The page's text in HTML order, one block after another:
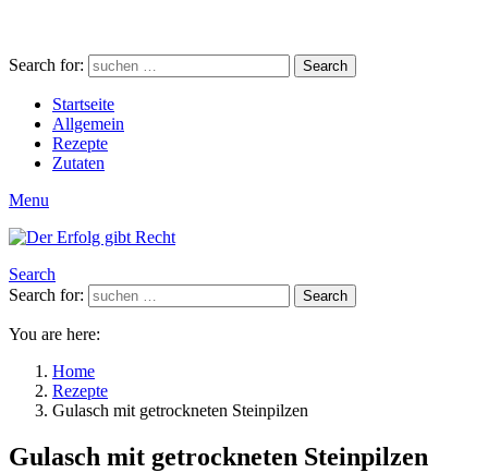
Search for: Search
Startseite
Allgemein
Rezepte
Zutaten
Menu
Search
Search for:
Search
You are here:
Home
Rezepte
Gulasch mit getrockneten Steinpilzen
Gulasch mit getrockneten Steinpilzen